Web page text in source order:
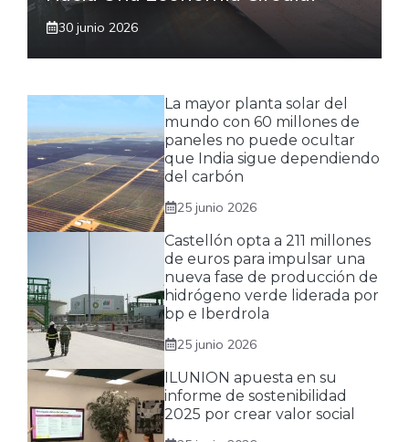
30 junio 2026
La mayor planta solar del
mundo con 60 millones de
paneles no puede ocultar
que India sigue dependiendo
del carbón
25 junio 2026
Castellón opta a 211 millones
de euros para impulsar una
nueva fase de producción de
hidrógeno verde liderada por
bp e Iberdrola
25 junio 2026
ILUNION apuesta en su
informe de sostenibilidad
2025 por crear valor social